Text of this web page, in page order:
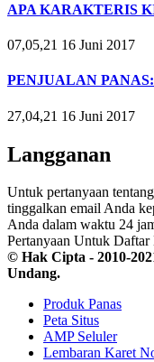
APA KARAKTERIS
07,05,21 16 Juni 2017
PENJUALAN
27,04,21 16 Juni 2017
Langganan
Untuk pertanyaan
tinggalkan email Anda
Anda dalam waktu 24
Pertanyaan Untuk Daftar
© Hak Cipta - 2010-
Undang.
Produk Panas
Peta Situs
AMP Seluler
Lembaran Karet